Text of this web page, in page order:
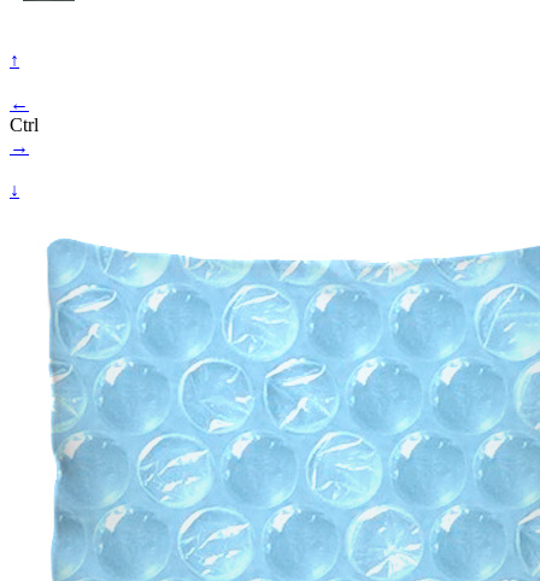
↑
←
Ctrl
→
↓